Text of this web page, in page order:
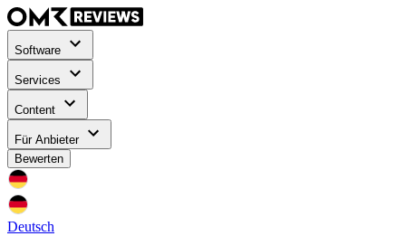
Software
Services
Content
Für Anbieter
Bewerten
Deutsch